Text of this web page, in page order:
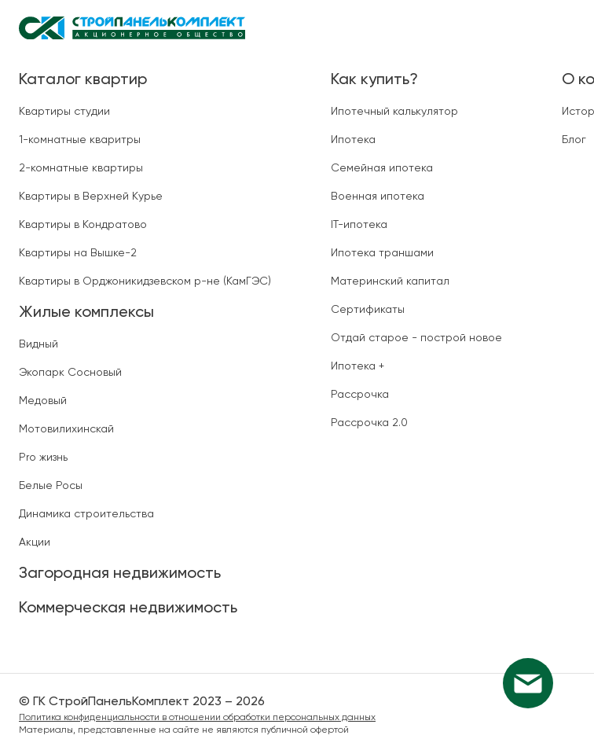
Каталог квартир
Квартиры студии
1-комнатные кваритры
2-комнатные квартиры
Квартиры в Верхней Курье
Квартиры в Кондратово
Квартиры на Вышке-2
Квартиры в Орджоникидзевском р-не (КамГЭС)
Жилые комплексы
Видный
Экопарк Сосновый
Медовый
Мотовилихинскай
Pro жизнь
Белые Росы
Динамика строительства
Акции
Загородная недвижимость
Коммерческая недвижимость
Как купить?
Ипотечный калькулятор
Ипотека
Семейная ипотека
Военная ипотека
IT-ипотека
Ипотека траншами
Материнский капитал
Сертификаты
Отдай старое - построй новое
Ипотека +
Рассрочка
Рассрочка 2.0
О
Блог
© ГК СтройПанельКомплект 2023 – 2026
Политика конфиденциальности в отношении обработки персональных данных
Материалы, представленные на сайте не являются публичной офертой